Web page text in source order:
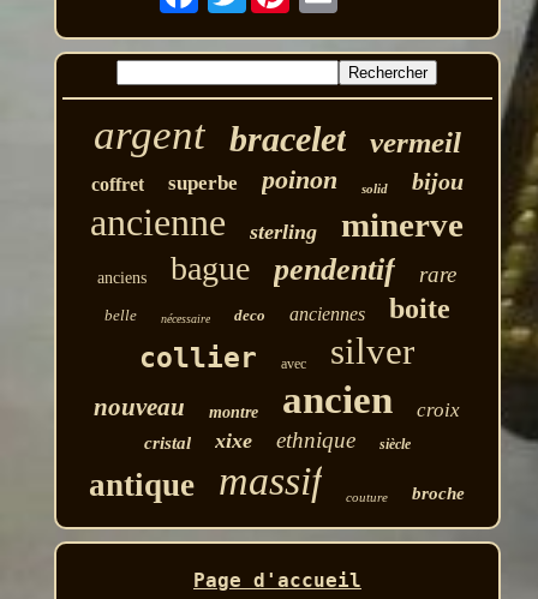
argent bracelet vermeil
coffret superbe poinon solid bijou
ancienne sterling minerve
anciens bague pendentif rare
belle nécessaire deco anciennes
boite
collier
avec silver
nouveau montre ancien croix
cristal xixe ethnique siècle
antique massif couture broche
Page d'accueil